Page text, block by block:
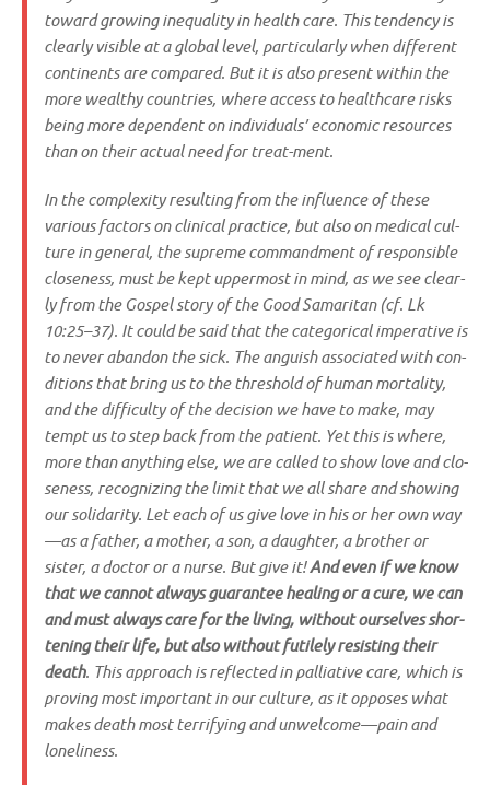
toward gro­wing ine­qua­li­ty in health care. This ten­den­cy is
cle­ar­ly visi­ble at a glo­bal level, par­ti­cu­lar­ly when dif­fe­rent
con­ti­nents are com­pared. But it is also pre­sent within the
more wealt­hy count­ries, whe­re access to heal­th­ca­re risks
being more depen­dent on indi­vi­du­als’ eco­no­mic resour­ces
than on their actu­al need for treat-ment.
In the com­ple­xi­ty resul­ting from the influence of the­se
various fac­tors on cli­ni­cal prac­ti­ce, but also on medi­cal cul­
tu­re in gene­ral, the supre­me com­mandment of respon­si­ble
clo­sen­ess, must be kept upper­most in mind, as we see cle­ar­
ly from the Gos­pel sto­ry of the Good Sama­ri­tan (cf. Lk
10:25–37). It could be said that the cate­go­ri­cal impe­ra­ti­ve is
to never aban­don the sick. The angu­ish asso­cia­ted with con­
di­ti­ons that bring us to the thres­hold of human mor­ta­li­ty,
and the dif­fi­cul­ty of the decis­i­on we have to make, may
tempt us to step back from the pati­ent. Yet this is whe­re,
more than anything else, we are cal­led to show love and clo­
sen­ess, reco­gnizing the limit that we all share and show­ing
our soli­da­ri­ty. Let each of us give love in his or her own way
—as a father, a mother, a son, a daugh­ter, a brot­her or
sister, a doc­tor or a nur­se. But give it!And even if we know
that we can­not always gua­ran­tee heal­ing or a cure, we can
and must always care for the living, wit­hout our­sel­ves shor­
tening their life, but also wit­hout futile­ly resi­sting their
death. This approach is reflec­ted in pal­lia­ti­ve care, which is
pro­ving most important in our cul­tu­re, as it oppo­ses what
makes death most ter­ri­fy­ing and unwelcome—pain and
loneliness.